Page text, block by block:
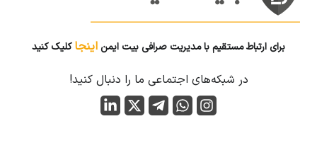
برای ارتباط مستقیم با مدیریت صرافی بیت ایمن اینجاکلیک کنید
در شبکه‌های اجتماعی ما را دنبال کنید!